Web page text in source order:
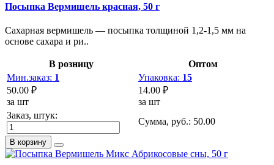
Посыпка Вермишель красная, 50 г
Сахарная вермишель — посыпка толщиной 1,2-1,5 мм на
основе сахара и ри..
В розницу
Оптом
Мин.заказ: 1
50.00 ₽
за шт
Упаковка: 15
14.00 ₽
за шт
Заказ, штук:
Сумма, руб.: 50.00
В корзину